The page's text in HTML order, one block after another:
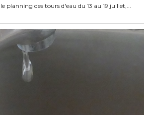
planning des tours d'eau du 13 au 19 juillet,...